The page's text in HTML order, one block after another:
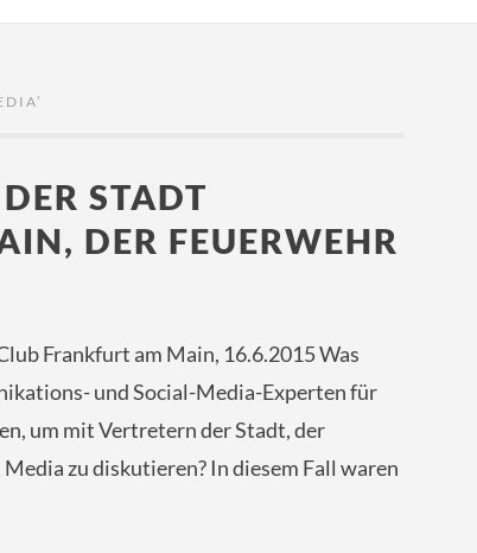
’
STADT
DER FEUERWEHR
Frankfurt am Main, 16.6.2015 Was
und Social-Media-Experten für
um mit Vertretern der Stadt, der
zu diskutieren? In diesem Fall waren